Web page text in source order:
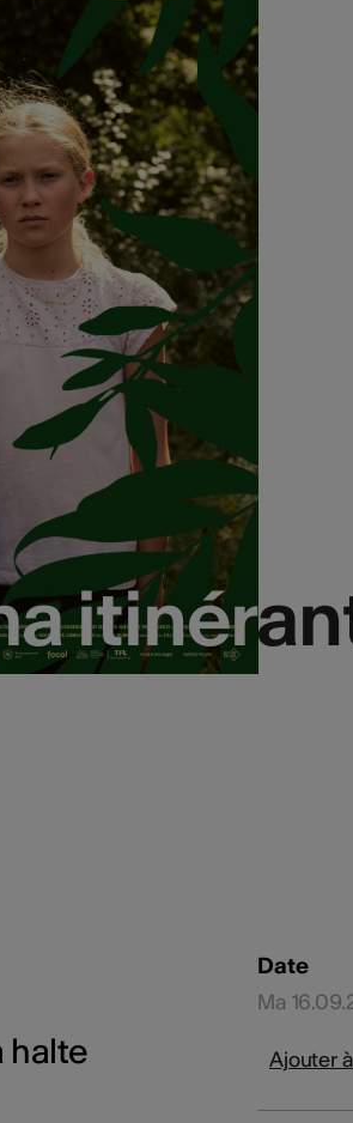
halte
Date
Ma
Ajouter